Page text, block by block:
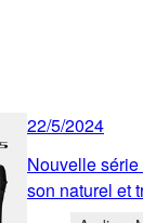
22/5/2024
Nouvelle
son naturel et